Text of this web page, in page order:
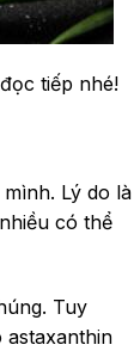
tiếp nhé!
Lý do là
có thể
Tuy
astaxanthin